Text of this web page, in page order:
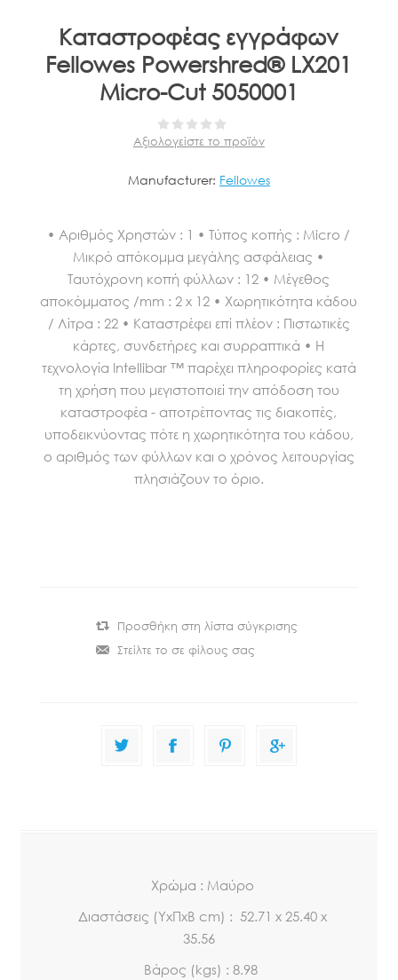
Καταστροφέας εγγράφων
Fellowes Powershred® LX201
Micro-Cut 5050001
Αξιολογείστε το προϊόν
Manufacturer: Fellowes
• Αριθμός Χρηστών : 1 • Τύπος κοπής : Micro /
Μικρό απόκομμα μεγάλης ασφάλειας •
Ταυτόχρονη κοπή φύλλων : 12 • Μέγεθος
αποκόμματος /mm : 2 x 12 • Χωρητικότητα κάδου
/ Λίτρα : 22 • Καταστρέφει επί πλέον : Πιστωτικές
κάρτες, συνδετήρες και συρραπτικά • Η
τεχνολογία Intellibar ™ παρέχει πληροφορίες κατά
τη χρήση που μεγιστοποιεί την απόδοση του
καταστροφέα - αποτρέποντας τις διακοπές,
υποδεικνύοντας πότε η χωρητικότητα του κάδου,
ο αριθμός των φύλλων και ο χρόνος λειτουργίας
πλησιάζουν το όριο.
Xρώμα : Μαύρο
Διαστάσεις (ΥxΠxΒ cm) : 52.71 x 25.40 x
35.56
Βάρος (kgs) : 8.98